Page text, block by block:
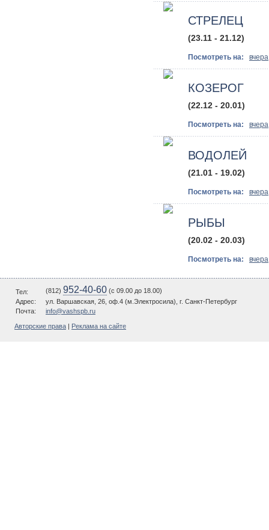
СТРЕЛЕЦ
(23.11 - 21.12)
Посмотреть на: вчера
КОЗЕРОГ
(22.12 - 20.01)
Посмотреть на: вчера
ВОДОЛЕЙ
(21.01 - 19.02)
Посмотреть на: вчера
РЫБЫ
(20.02 - 20.03)
Посмотреть на: вчера
Тел: (812) 952-40-60 (c 09.00 до 18.00)
Адрес:
ул. Варшавская, 26, оф.4 (м.Электросила), г. Санкт-Петербург
Почта:
info@vashspb.ru
Авторские права Реклама на сайте